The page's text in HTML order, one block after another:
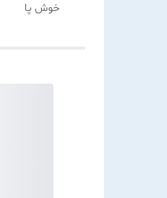
خوش پا